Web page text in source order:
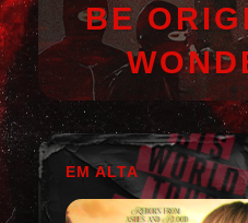
BE
EM ALTA